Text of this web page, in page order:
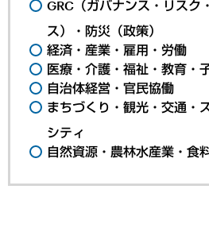
GRC（ガバナンス・リスク
ス）・防災（政策）
経済・産業・雇用・労働
医療・介護・福祉・教育・
自治体経営・官民協働
まちづくり・観光・交通・
シティ
自然資源・農林水産業・食